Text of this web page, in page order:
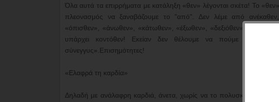
Όλα αυτά τα επιρρήματα με κατάληξη «θεν» λέγονται σκέτα! Το «θεν»
πλεονασμός να ξαναβάζουμε το "από". Δεν λέμε από
«όπισθεν», «άνωθεν», «κάτωθεν», «έξωθεν», «δεξιόθεν»,
υπάρχει κοντόθεν! Εκείαν δεν θέλουμε να πούμε «από
σύνεγγυς».Επισημότητες!
«Ελαφρά τη καρδία»
Δηλαδή με ανάλαφρη καρδιά, άνετα, χωρίς να το πολυσκεφτώ.